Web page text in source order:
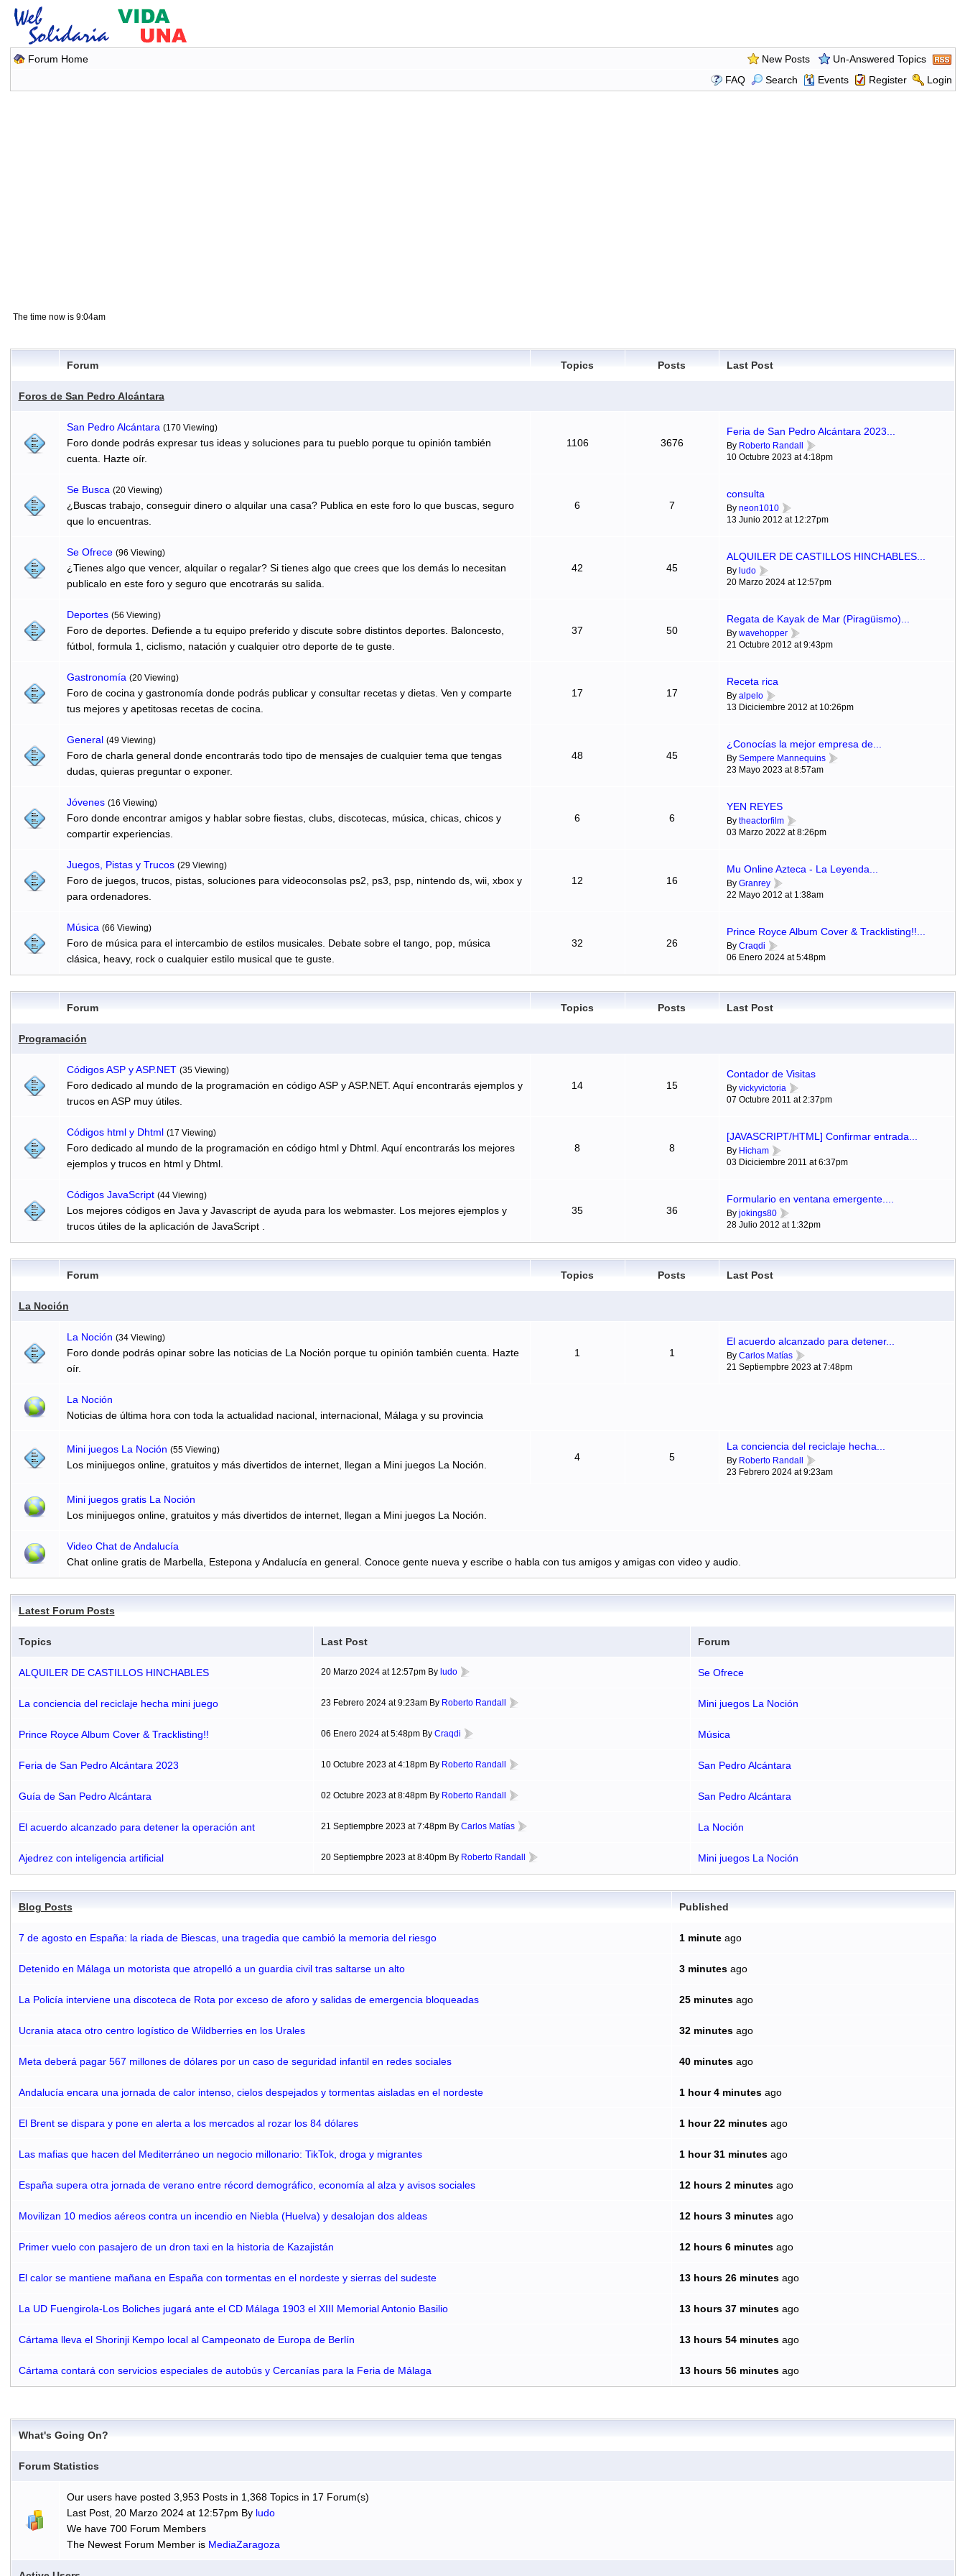
Forum Home New Posts
Un-Answered Topics
FAQ
Search Events Register Login
The time now is 9:04am
Forum Topics Posts Last Post
Foros de San Pedro Alcántara
San Pedro Alcántara (170 Viewing)
Foro donde podrás expresar tus ideas y soluciones para tu pueblo porque tu opinión también
cuenta. Hazte oír.
1106 3676
Feria de San Pedro Alcántara 2023...
By Roberto Randall
10 Octubre 2023 at 4:18pm
Se Busca (20 Viewing)
¿Buscas trabajo, conseguir dinero o alquilar una casa? Publica en este foro lo que buscas, seguro
que lo encuentras.
6 7
consulta
By neon1010
13 Junio 2012 at 12:27pm
Se Ofrece (96 Viewing)
¿Tienes algo que vencer, alquilar o regalar? Si tienes algo que crees que los demás lo necesitan
publicalo en este foro y seguro que encotrarás su salida.
42 45
ALQUILER DE CASTILLOS HINCHABLES...
By ludo
20 Marzo 2024 at 12:57pm
Deportes (56 Viewing)
Foro de deportes. Defiende a tu equipo preferido y discute sobre distintos deportes. Baloncesto,
fútbol, formula 1, ciclismo, natación y cualquier otro deporte de te guste.
37 50
Regata de Kayak de Mar (Piragüismo)...
By wavehopper
21 Octubre 2012 at 9:43pm
Gastronomí­a (20 Viewing)
Foro de cocina y gastronomía donde podrás publicar y consultar recetas y dietas. Ven y comparte
tus mejores y apetitosas recetas de cocina.
17 17
Receta rica
By alpelo
13 Diciciembre 2012 at 10:26pm
General (49 Viewing)
Foro de charla general donde encontrarás todo tipo de mensajes de cualquier tema que tengas
dudas, quieras preguntar o exponer.
48 45
¿Conocías la mejor empresa de...
By Sempere Mannequins
23 Mayo 2023 at 8:57am
Jóvenes (16 Viewing)
Foro donde encontrar amigos y hablar sobre fiestas, clubs, discotecas, música, chicas, chicos y
compartir experiencias.
6 6
YEN REYES
By theactorfilm
03 Marzo 2022 at 8:26pm
Juegos, Pistas y Trucos (29 Viewing)
Foro de juegos, trucos, pistas, soluciones para videoconsolas ps2, ps3, psp, nintendo ds, wii, xbox y
para ordenadores.
12 16
Mu Online Azteca - La Leyenda...
By Granrey
22 Mayo 2012 at 1:38am
Música (66 Viewing)
Foro de música para el intercambio de estilos musicales. Debate sobre el tango, pop, música
clásica, heavy, rock o cualquier estilo musical que te guste.
32 26
Prince Royce Album Cover & Tracklisting!!...
By Craqdi
06 Enero 2024 at 5:48pm
Forum Topics Posts Last Post
Programación
Códigos ASP y ASP.NET (35 Viewing)
Foro dedicado al mundo de la programación en código ASP y ASP.NET. Aquí encontrarás ejemplos y
trucos en ASP muy útiles.
14 15
Contador de Visitas
By vickyvictoria
07 Octubre 2011 at 2:37pm
Códigos html y Dhtml (17 Viewing)
Foro dedicado al mundo de la programación en código html y Dhtml. Aquí encontrarás los mejores
ejemplos y trucos en html y Dhtml.
8 8
[JAVASCRIPT/HTML] Confirmar entrada...
By Hicham
03 Diciciembre 2011 at 6:37pm
Códigos JavaScript (44 Viewing)
Los mejores códigos en Java y Javascript de ayuda para los webmaster. Los mejores ejemplos y
trucos útiles de la aplicación de JavaScript .
35 36
Formulario en ventana emergente....
By jokings80
28 Julio 2012 at 1:32pm
Forum Topics Posts Last Post
La Noción
La Noción (34 Viewing)
Foro donde podrás opinar sobre las noticias de La Noción porque tu opinión también cuenta. Hazte
oír.
1 1
El acuerdo alcanzado para detener...
By Carlos Matías
21 Septiempbre 2023 at 7:48pm
La Noción
Noticias de última hora con toda la actualidad nacional, internacional, Málaga y su provincia
Mini juegos La Noción (55 Viewing)
Los minijuegos online, gratuitos y más divertidos de internet, llegan a Mini juegos La Noción.
4 5
La conciencia del reciclaje hecha...
By Roberto Randall
23 Febrero 2024 at 9:23am
Mini juegos gratis La Noción
Los minijuegos online, gratuitos y más divertidos de internet, llegan a Mini juegos La Noción.
Video Chat de Andalucía
Chat online gratis de Marbella, Estepona y Andalucía en general. Conoce gente nueva y escribe o habla con tus amigos y amigas con video y audio.
Latest Forum Posts
Topics Last Post Forum
ALQUILER DE CASTILLOS HINCHABLES 20 Marzo 2024 at 12:57pm By ludo Se Ofrece
La conciencia del reciclaje hecha mini juego 23 Febrero 2024 at 9:23am By Roberto Randall Mini juegos La Noción
Prince Royce Album Cover & Tracklisting!! 06 Enero 2024 at 5:48pm By Craqdi Música
Feria de San Pedro Alcántara 2023 10 Octubre 2023 at 4:18pm By Roberto Randall San Pedro Alcántara
Guía de San Pedro Alcántara 02 Octubre 2023 at 8:48pm By Roberto Randall San Pedro Alcántara
El acuerdo alcanzado para detener la operación ant 21 Septiempbre 2023 at 7:48pm By Carlos Matías La Noción
Ajedrez con inteligencia artificial 20 Septiempbre 2023 at 8:40pm By Roberto Randall Mini juegos La Noción
Blog Posts Published
7 de agosto en España: la riada de Biescas, una tragedia que cambió la memoria del riesgo 1 minuteago
Detenido en Málaga un motorista que atropelló a un guardia civil tras saltarse un alto 3 minutesago
La Policía interviene una discoteca de Rota por exceso de aforo y salidas de emergencia bloqueadas 25 minutesago
Ucrania ataca otro centro logístico de Wildberries en los Urales 32 minutesago
Meta deberá pagar 567 millones de dólares por un caso de seguridad infantil en redes sociales 40 minutesago
Andalucía encara una jornada de calor intenso, cielos despejados y tormentas aisladas en el nordeste 1 hour 4 minutesago
El Brent se dispara y pone en alerta a los mercados al rozar los 84 dólares 1 hour 22 minutesago
Las mafias que hacen del Mediterráneo un negocio millonario: TikTok, droga y migrantes 1 hour 31 minutesago
España supera otra jornada de verano entre récord demográfico, economía al alza y avisos sociales 12 hours 2 minutesago
Movilizan 10 medios aéreos contra un incendio en Niebla (Huelva) y desalojan dos aldeas 12 hours 3 minutesago
Primer vuelo con pasajero de un dron taxi en la historia de Kazajistán 12 hours 6 minutesago
El calor se mantiene mañana en España con tormentas en el nordeste y sierras del sudeste 13 hours 26 minutesago
La UD Fuengirola-Los Boliches jugará ante el CD Málaga 1903 el XIII Memorial Antonio Basilio 13 hours 37 minutesago
Cártama lleva el Shorinji Kempo local al Campeonato de Europa de Berlín 13 hours 54 minutesago
Cártama contará con servicios especiales de autobús y Cercanías para la Feria de Málaga 13 hours 56 minutesago
What's Going On?
Forum Statistics
Our users have posted 3,953 Posts in 1,368 Topics in 17 Forum(s)
Last Post, 20 Marzo 2024 at 12:57pm By ludo
We have 700 Forum Members
The Newest Forum Member is MediaZaragoza